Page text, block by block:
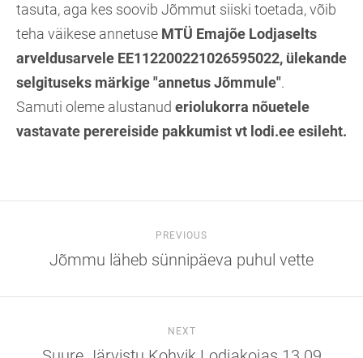
tasuta, aga kes soovib Jõmmut siiski toetada, võib
teha väikese annetuse MTÜ Emajõe Lodjaselts
arveldusarvele EE112200221026595022, ülekande
selgituseks märkige "annetus Jõmmule".
Samuti oleme alustanud eriolukorra nõuetele
vastavate perereiside pakkumist vt lodi.ee esileht.
PREVIOUS
Jõmmu läheb sünnipäeva puhul vette
NEXT